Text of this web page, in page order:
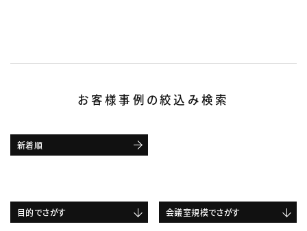
お客様事例の絞込み検索
新着順
目的でさがす 会議室規模でさがす